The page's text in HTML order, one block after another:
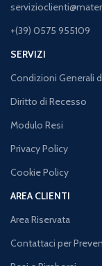
+(39) 0575 955109
SERVIZI
Condizioni Generali
Diritto di Recesso
Modulo Resi
Privacy Policy
Cookie Policy
AREA CLIENTI
Area Riservata
Contattaci per